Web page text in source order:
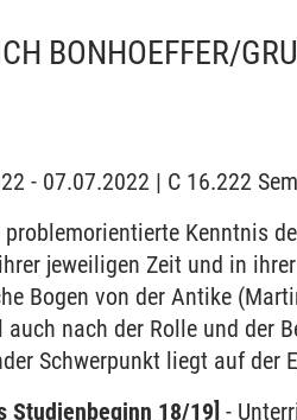
BONHOEFFER/
- 07.07.2022 | C 16.222
Kenntnis
jeweiligen Zeit und in
Bogen von der Antike
nach der Rolle und der
Schwerpunkt liegt auf der
Studienbeginn 18/19] -